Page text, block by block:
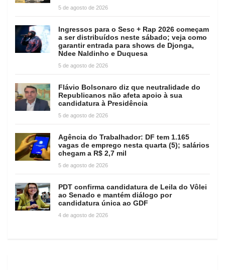
5 de agosto de 2026
Ingressos para o Sesc + Rap 2026 começam
a ser distribuídos neste sábado; veja como
garantir entrada para shows de Djonga,
Ndee Naldinho e Duquesa
5 de agosto de 2026
Flávio Bolsonaro diz que neutralidade do
Republicanos não afeta apoio à sua
candidatura à Presidência
5 de agosto de 2026
Agência do Trabalhador: DF tem 1.165
vagas de emprego nesta quarta (5); salários
chegam a R$ 2,7 mil
5 de agosto de 2026
PDT confirma candidatura de Leila do Vôlei
ao Senado e mantém diálogo por
candidatura única ao GDF
4 de agosto de 2026